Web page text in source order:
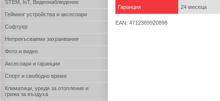
STEM, IoT, Видеонаблюдение
Гейминг устройства и аксесоари
Софтуер
Непрекъсваеми захранвания
Фото и видео
Аксесоари и гаранции
Спорт и свободно време
Климатици, уреди за отопление и
грижа за въздуха
Гаранция 24 месеца
EAN: 4712389920898